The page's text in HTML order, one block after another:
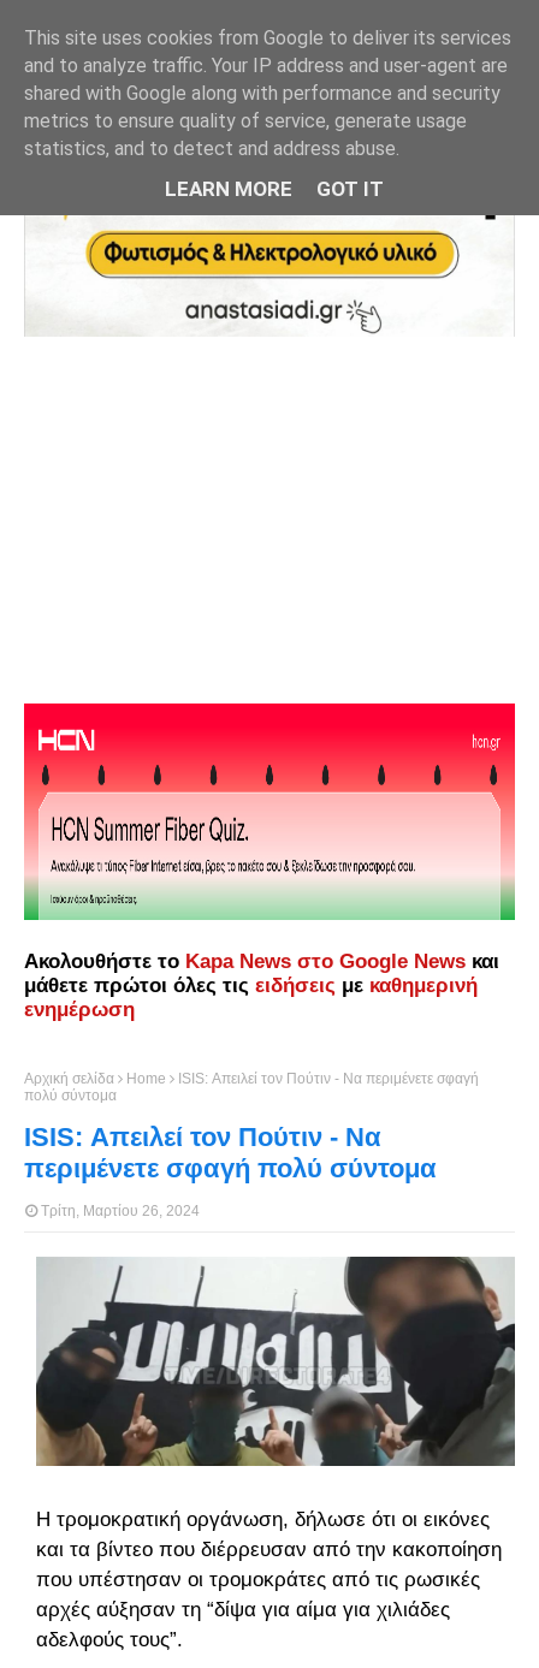
Ακολουθήστε το Kapa News στο Google News και
μάθετε πρώτοι όλες τις ειδήσεις με καθημερινή
ενημέρωση
Αρχική σελίδα Home
ISIS: Απειλεί τον Πούτιν - Να περιμένετε σφαγή
πολύ σύντομα
ISIS: Απειλεί τον Πούτιν - Να
περιμένετε σφαγή πολύ σύντομα
Τρίτη, Μαρτίου 26, 2024
Η τρομοκρατική οργάνωση, δήλωσε ότι οι εικόνες
και τα βίντεο που διέρρευσαν από την κακοποίηση
που υπέστησαν οι τρομοκράτες από τις ρωσικές
αρχές αύξησαν τη “δίψα για αίμα για χιλιάδες
αδελφούς τους”.
This site uses cookies from Google to deliver its services
and to analyze traffic. Your IP address and user-agent are
shared with Google along with performance and security
metrics to ensure quality of service, generate usage
statistics, and to detect and address abuse.
LEARN MORE GOT IT